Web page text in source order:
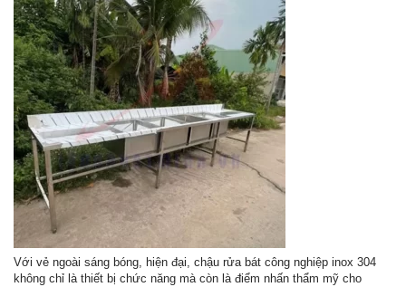
Với vẻ ngoài sáng bóng, hiện đại, chậu rửa bát công nghiệp inox 304
không chỉ là thiết bị chức năng mà còn là điểm nhấn thẩm mỹ cho